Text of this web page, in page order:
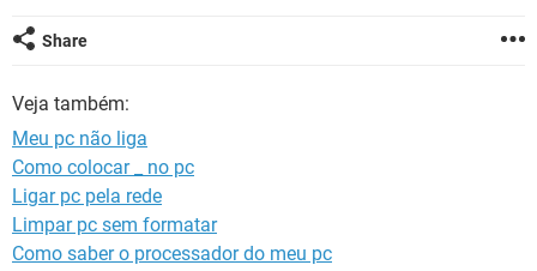
Share
Veja também:
Meu pc não liga
Como colocar _ no pc
Ligar pc pela rede
Limpar pc sem formatar
Como saber o processador do meu pc